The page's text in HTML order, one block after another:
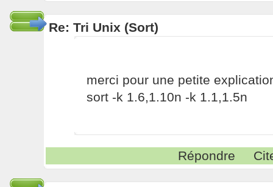
Re: Tri Unix (Sort)
merci pour une petite
sort -k 1.6,1.10n -k 1.1,1.5n
Répondre